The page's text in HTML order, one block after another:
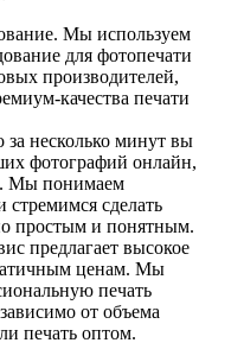
Мы используем
для фотопечати
производителей,
качества печати
за несколько минут вы
фотографий онлайн,
Мы понимаем
стремимся сделать
простым и понятным.
предлагает высокое
ценам. Мы
печать
от объема
печать оптом.